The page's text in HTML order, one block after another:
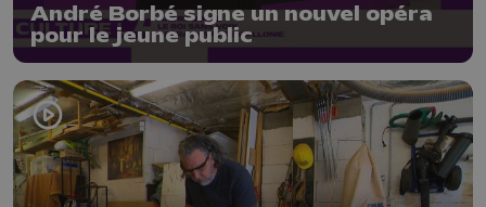
André Borbé signe un nouvel opéra
pour le jeune public